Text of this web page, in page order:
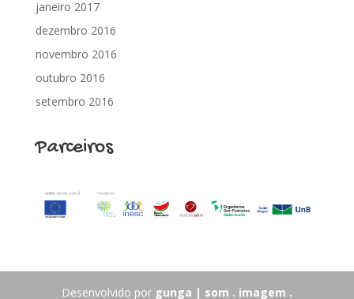
janeiro 2017
dezembro 2016
novembro 2016
outubro 2016
setembro 2016
Parceiros
Desenvolvido por gunga | som . imagem .